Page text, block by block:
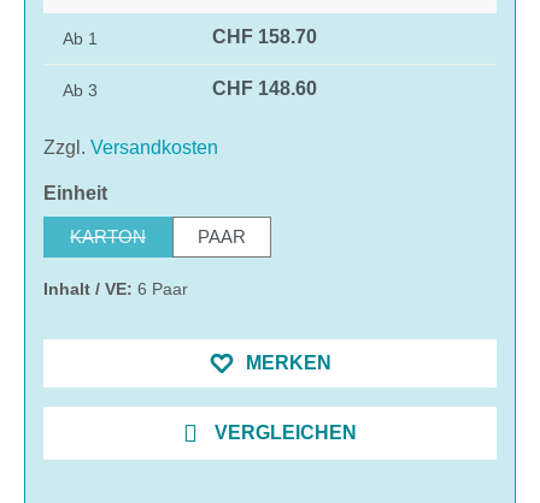
Ab 1 CHF 158.70
Ab 3 CHF 148.60
Zzgl. Versandkosten
Einheitauswählen
KARTON PAAR
Inhalt / VE: 6 Paar
MERKEN
VERGLEICHEN